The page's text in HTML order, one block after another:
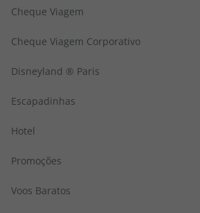
Cheque Viagem
Cheque Viagem Corporativo
Disneyland ® Paris
Escapadinhas
Hotel
Promoções
Voos Baratos